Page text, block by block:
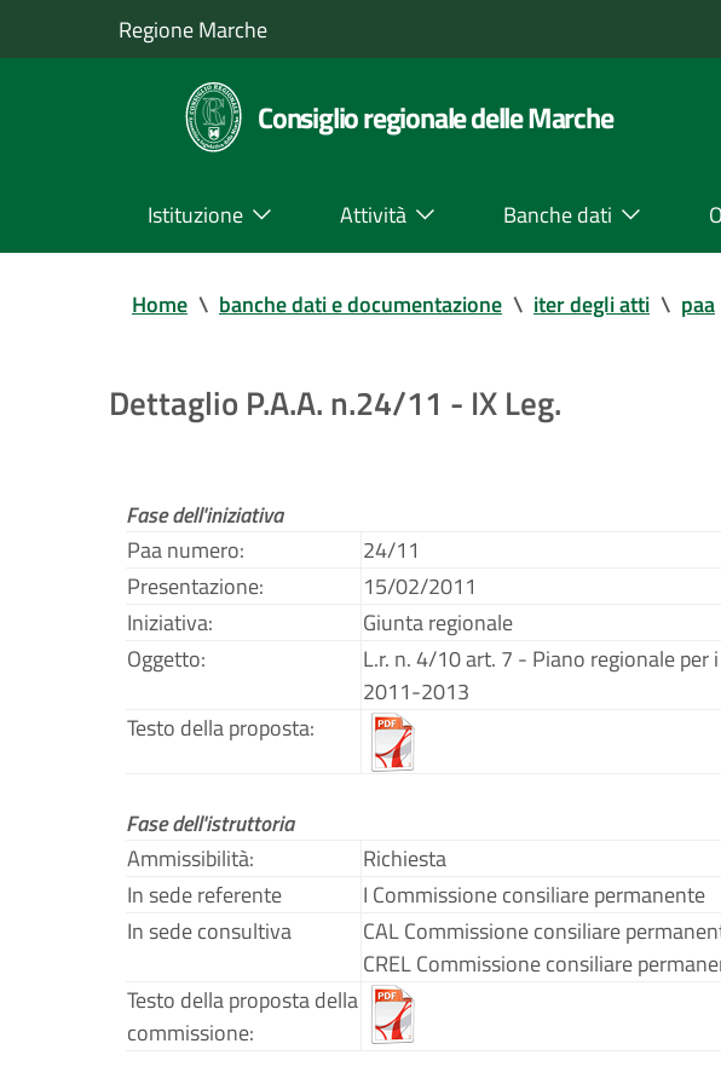
Regione Marche
Consiglio regionale delle Marche
Istituzione Attività Banche dati
Home \ banche dati e documentazione \ iter degli atti \ paa
Dettaglio P.A.A. n.24/11 - IX Leg.
Fase dell'iniziativa
Paa numero:
24/11
Presentazione:
15/02/2011
Iniziativa:
Giunta regionale
Oggetto:
L.r. n. 4/10 art. 7 - Piano regionale
2011-2013
Testo della proposta:
Fase dell'istruttoria
Ammissibilità:
Richiesta
In sede referente
I Commissione consiliare permanente
In sede consultiva
CAL Commissione consiliare
CREL Commissione consiliare
Testo della proposta della
commissione: